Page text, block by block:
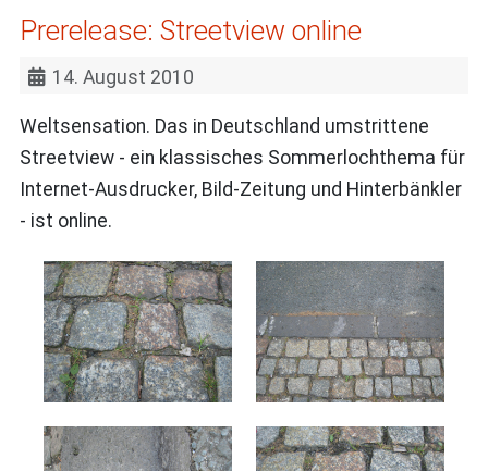
Prerelease: Streetview online
14. August 2010
Weltsensation. Das in Deutschland umstrittene
Streetview - ein klassisches Sommerlochthema für
Internet-Ausdrucker, Bild-Zeitung und Hinterbänkler
- ist online.